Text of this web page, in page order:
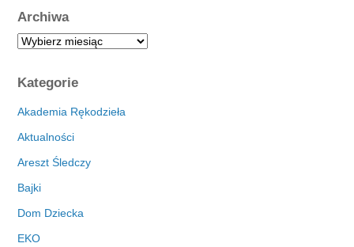
Archiwa
A
c
h
i
a
Kategorie
Akademia Rękodzieła
Aktualności
Areszt Śledczy
Bajki
Dom Dziecka
EKO